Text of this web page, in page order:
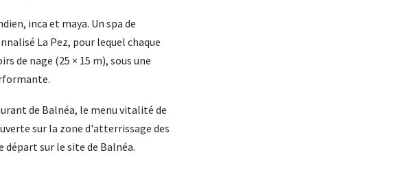
inca et maya. Un spa de
La Pez, pour lequel chaque
de nage (25 × 15 m), sous une
de Balnéa, le menu vitalité de
sur la zone d'atterrissage des
départ sur le site de Balnéa.